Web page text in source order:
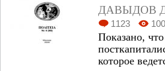
ДАВЫДОВ
1123
Показано,
которое